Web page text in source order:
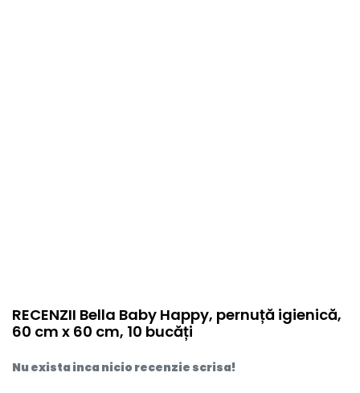
RECENZII Bella Baby Happy, pernuță igienică,
60 cm x 60 cm, 10 bucăți
Nu exista inca nicio recenzie scrisa!